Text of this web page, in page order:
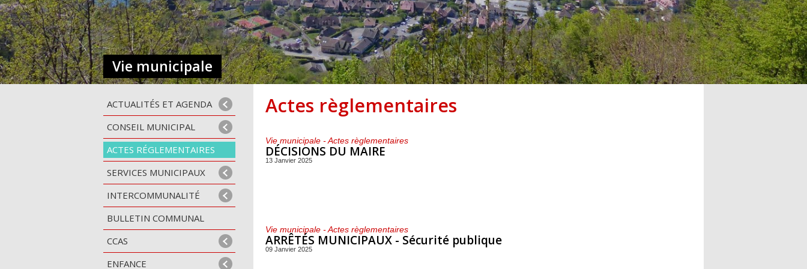
Centre de loisirs et
périscolaire
Mercredis
périscolaire
Vacances scolaires
Subventions
ACTUALITÉS ET AGENDA
CONSEIL MUNICIPAL
ACTES RÉGLEMENTAIRES
SERVICES MUNICIPAUX
INTERCOMMUNALITÉ
BULLETIN COMMUNAL
CCAS
ENFANCE
Vie municipale
Actes règlementaires
Vie municipale - Actes règlementaires
DÉCISIONS DU MAIRE
13 Janvier 2025
Vie municipale - Actes règlementaires
ARRÊTÉS MUNICIPAUX - Sécurité publique
09 Janvier 2025